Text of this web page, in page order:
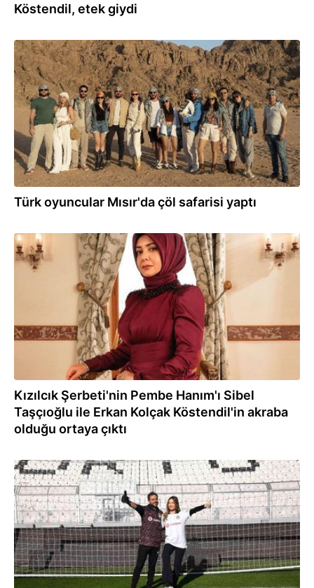
Köstendil, etek giydi
31.03.2023
Türk oyuncular Mısır'da çöl safarisi yaptı
27.03.2023
Kızılcık Şerbeti'nin Pembe Hanım'ı Sibel
Taşçıoğlu ile Erkan Kolçak Köstendil'in akraba
olduğu ortaya çıktı
04.01.2023